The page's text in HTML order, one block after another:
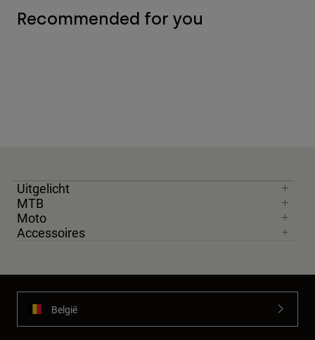
Recommended for you
Uitgelicht
MTB
Moto
Accessoires
België